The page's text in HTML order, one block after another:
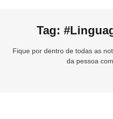
Tag:
Fique por dentro de todas as
da pessoa